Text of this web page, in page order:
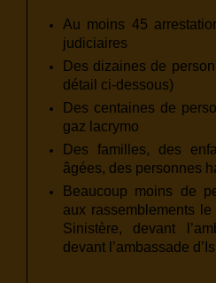
Au moins 45
judiciaires
Des dizaines de
détail ci-dessous)
Des centaines de
gaz lacrymo
Des familles, des
âgées, des personnes
Beaucoup moins de
aux rassemblements
Sinistère, devant
devant l’ambassade